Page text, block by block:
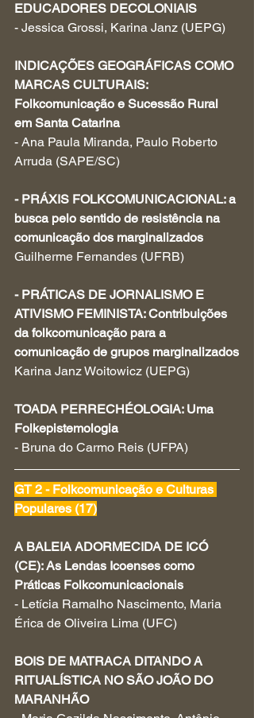
EDUCADORES DECOLONIAIS
- Jessica Grossi, Karina Janz (UEPG)
INDICAÇÕES GEOGRÁFICAS COMO
MARCAS CULTURAIS:
Folkcomunicação e Sucessão Rural
em Santa Catarina
- Ana Paula Miranda, Paulo Roberto
Arruda (SAPE/SC)
- PRÁXIS FOLKCOMUNICACIONAL: a
busca pelo sentido de resistência na
comunicação dos marginalizados
Guilherme Fernandes (UFRB)
- PRÁTICAS DE JORNALISMO E
ATIVISMO FEMINISTA: Contribuições
da folkcomunicação para a
comunicação de grupos marginalizados
Karina Janz Woitowicz (UEPG)
TOADA PERRECHÉOLOGIA: Uma
Folkepistemologia
- Bruna do Carmo Reis (UFPA)
GT 2 - Folkcomunicação e Culturas
Populares (17)
A BALEIA ADORMECIDA DE ICÓ
(CE): As Lendas Icoenses como
Práticas Folkcomunicacionais
- Letícia Ramalho Nascimento, Maria
Érica de Oliveira Lima (UFC)
BOIS DE MATRACA DITANDO A
RITUALÍSTICA NO SÃO JOÃO DO
MARANHÃO